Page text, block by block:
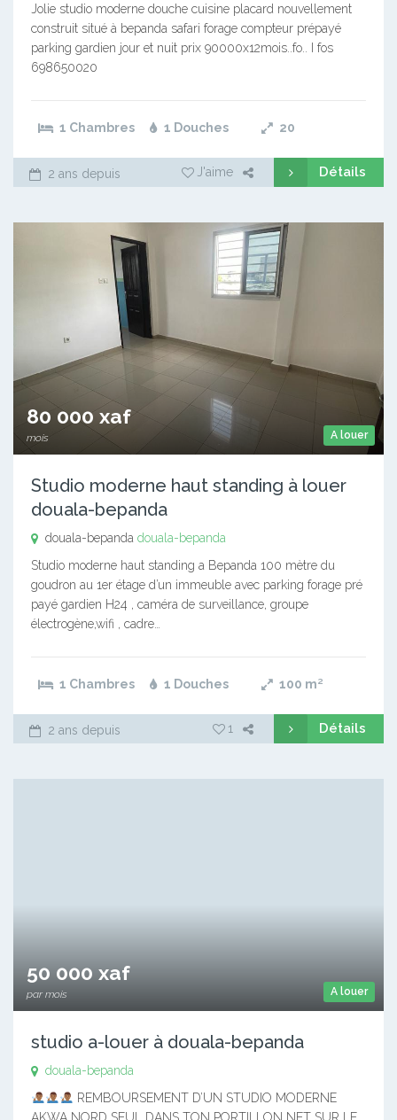
Jolie studio moderne douche cuisine placard nouvellement
construit situé à bepanda safari forage compteur prépayé
parking gardien jour et nuit prix 90000x12mois..fo.. I fos
698650020
1 Chambres 1 Douches 20
2 ans depuis J'aime Détails
A louer
80 000 xaf
mois
Studio moderne haut standing à louer
douala-bepanda
douala-bepanda douala-bepanda
Studio moderne haut standing a Bepanda 100 mètre du
goudron au 1er étage d’un immeuble avec parking forage pré
payé gardien H24 , caméra de surveillance, groupe
électrogène,wifi , cadre…
1 Chambres 1 Douches 100 m²
2 ans depuis 1 Détails
A louer
50 000 xaf
par mois
studio a-louer à douala-bepanda
douala-bepanda
REMBOURSEMENT D’UN STUDIO MODERNE
AKWA NORD SEUL DANS TON PORTILLON NET SUR LE